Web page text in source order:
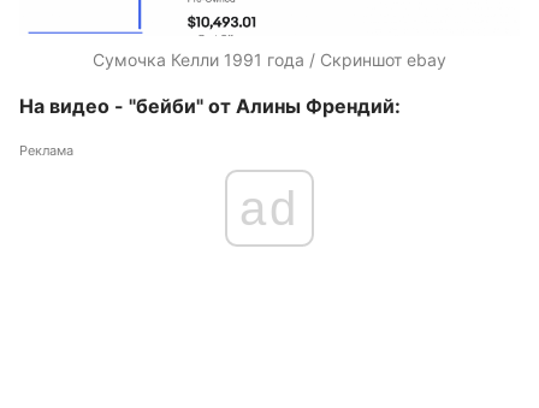
Сумочка Келли 1991 года / Скриншот ebay
На видео - "бейби" от Алины Френдий:
Реклама
ad